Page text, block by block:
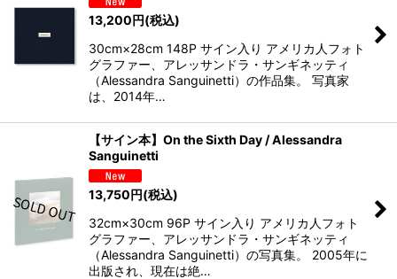
13,200円(税込)
30cm×28cm 148P サイン入り アメリカ人フォト
グラファー、アレッサンドラ・サンギネッティ
（Alessandra Sanguinetti）の作品集。 写真家
は、2014年…
【サイン本】On the Sixth Day / Alessandra
Sanguinetti
13,750円(税込)
32cm×30cm 96P サイン入り アメリカ人フォト
グラファー、アレッサンドラ・サンギネッティ
（Alessandra Sanguinetti）の写真集。 2005年に
出版され、現在は絶…